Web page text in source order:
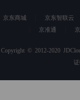
京东商城 京东智联云
京准通
Copyright © 2012-2020